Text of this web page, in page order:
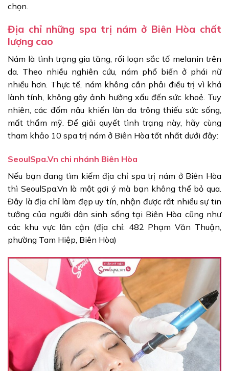
chọn.
Địa chỉ những spa trị nám ở Biên Hòa chất
lượng cao
Nám là tình trạng gia tăng, rối loạn sắc tố melanin trên
da. Theo nhiều nghiên cứu, nám phổ biến ở phái nữ
nhiều hơn. Thực tế, nám không cần phải điều trị vì khá
lành tính, không gây ảnh hưởng xấu đến sức khoẻ. Tuy
nhiên, các đốm nâu khiến làn da trông thiếu sức sống,
mất thẩm mỹ. Để giải quyết tình trạng này, hãy cùng
tham khảo 10 spa trị nám ở Biên Hòa tốt nhất dưới đây:
SeoulSpa.Vn chi nhánh Biên Hòa
Nếu bạn đang tìm kiếm địa chỉ spa trị nám ở Biên Hòa
thì SeoulSpa.Vn là một gợi ý mà bạn không thể bỏ qua.
Đây là địa chỉ làm đẹp uy tín, nhận được rất nhiều sự tin
tưởng của người dân sinh sống tại Biên Hòa cũng như
các khu vực lân cận (địa chỉ: 482 Phạm Văn Thuận,
phường Tam Hiệp, Biên Hòa)